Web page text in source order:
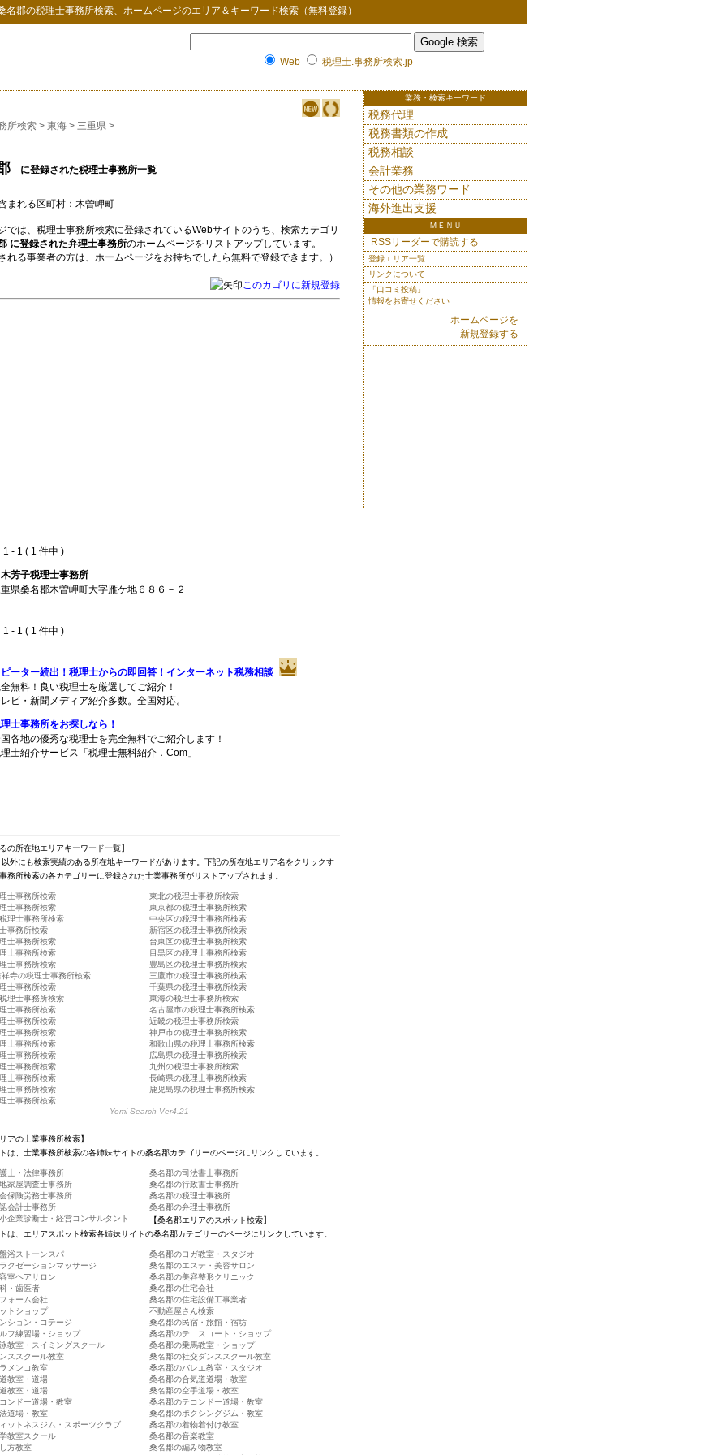
名郡の税理士事務所検索、ホームページのエリア＆キーワード検索（無料登録）
Web 税理士.事務所検索.jp
所検索 > 東海 > 三重県 >
に登録された税理士事務所一覧
まれる区町村：木曽岬町
では、税理士事務所検索に登録されているWebサイトのうち、検索カテゴリ
に登録された弁理士事務所のホームページをリストアップしています。
れる事業者の方は、ホームページをお持ちでしたら無料で登録できます。）
このカゴリに新規登録
1 ( 1 件中 )
芳子税理士事務所
県桑名郡木曽岬町大字雁ケ地６８６－２
1 ( 1 件中 )
ーター続出！税理士からの即回答！インターネット税務相談
無料！良い税理士を厳選してご紹介！
ビ・新聞メディア紹介多数。全国対応。
士事務所をお探しなら！
各地の優秀な税理士を完全無料でご紹介します！
士紹介サービス「税理士無料紹介．Com」
の所在地エリアキーワード一覧】
外にも検索実績のある所在地キーワードがあります。下記の所在地エリア名をクリックす
務所検索の各カテゴリーに登録された士業事務所がリストアップされます。
士事務所検索
東北の税理士事務所検索
士事務所検索
東京都の税理士事務所検索
理士事務所検索
中央区の税理士事務所検索
事務所検索
新宿区の税理士事務所検索
士事務所検索
台東区の税理士事務所検索
士事務所検索
目黒区の税理士事務所検索
士事務所検索
豊島区の税理士事務所検索
寺の税理士事務所検索
三鷹市の税理士事務所検索
士事務所検索
千葉県の税理士事務所検索
理士事務所検索
東海の税理士事務所検索
士事務所検索
名古屋市の税理士事務所検索
士事務所検索
近畿の税理士事務所検索
士事務所検索
神戸市の税理士事務所検索
士事務所検索
和歌山県の税理士事務所検索
士事務所検索
広島県の税理士事務所検索
士事務所検索
九州の税理士事務所検索
士事務所検索
長崎県の税理士事務所検索
士事務所検索
鹿児島県の税理士事務所検索
士事務所検索
- Yomi-Search Ver4.21 -
アの士業事務所検索】
は、士業事務所検索の各姉妹サイトの桑名郡カテゴリーのページにリンクしています。
士・法律事務所
桑名郡の司法書士事務所
家屋調査士事務所
桑名郡の行政書士事務所
保険労務士事務所
桑名郡の税理士事務所
会計士事務所
桑名郡の弁理士事務所
企業診断士・経営コンサルタント
【桑名郡エリアのスポット検索】
は、エリアスポット検索各姉妹サイトの桑名郡カテゴリーのページにリンクしています。
浴ストーンスパ
桑名郡のヨガ教室・スタジオ
クゼーションマッサージ
桑名郡のエステ・美容サロン
室ヘアサロン
桑名郡の美容整形クリニック
・歯医者
桑名郡の住宅会社
ォーム会社
桑名郡の住宅設備工事業者
トショップ
不動産屋さん検索
ション・コテージ
桑名郡の民宿・旅館・宿坊
フ練習場・ショップ
桑名郡のテニスコート・ショップ
教室・スイミングスクール
桑名郡の乗馬教室・ショップ
ススクール教室
桑名郡の社交ダンススクール教室
メンコ教室
桑名郡のバレエ教室・スタジオ
教室・道場
桑名郡の合気道道場・教室
教室・道場
桑名郡の空手道場・教室
ンドー道場・教室
桑名郡のテコンドー道場・教室
道場・教室
桑名郡のボクシングジム・教室
ットネスジム・スポーツクラブ
桑名郡の着物着付け教室
教室スクール
桑名郡の音楽教室
方教室
桑名郡の編み物教室
業務・検索キーワード
税務代理
税務書類の作成
税務相談
会計業務
その他の業務ワード
海外進出支援
ＭＥＮＵ
RSSリーダーで購読する
登録エリア一覧
リンクについて
「口コミ投稿」
情報をお寄せください
ホームページを
新規登録する